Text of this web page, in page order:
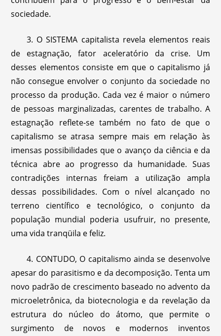
sociedade.
3. O SISTEMA capitalista revela elementos reais
de estagnação, fator aceleratório da crise. Um
desses elementos consiste em que o capitalismo já
não consegue envolver o conjunto da sociedade no
processo da produção. Cada vez é maior o número
de pessoas marginalizadas, carentes de trabalho. A
estagnação reflete-se também no fato de que o
capitalismo se atrasa sempre mais em relação às
imensas possibilidades que o avanço da ciência e da
técnica abre ao progresso da humanidade. Suas
contradições internas freiam a utilização ampla
dessas possibilidades. Com o nível alcançado no
terreno científico e tecnológico, o conjunto da
população mundial poderia usufruir, no presente,
uma vida tranqüila e feliz.
4. CONTUDO, O capitalismo ainda se desenvolve
apesar do parasitismo e da decomposição. Tenta um
novo padrão de crescimento baseado no advento da
microeletrônica, da biotecnologia e da revelação da
estrutura do núcleo do átomo, que permite o
surgimento de novos e modernos inventos